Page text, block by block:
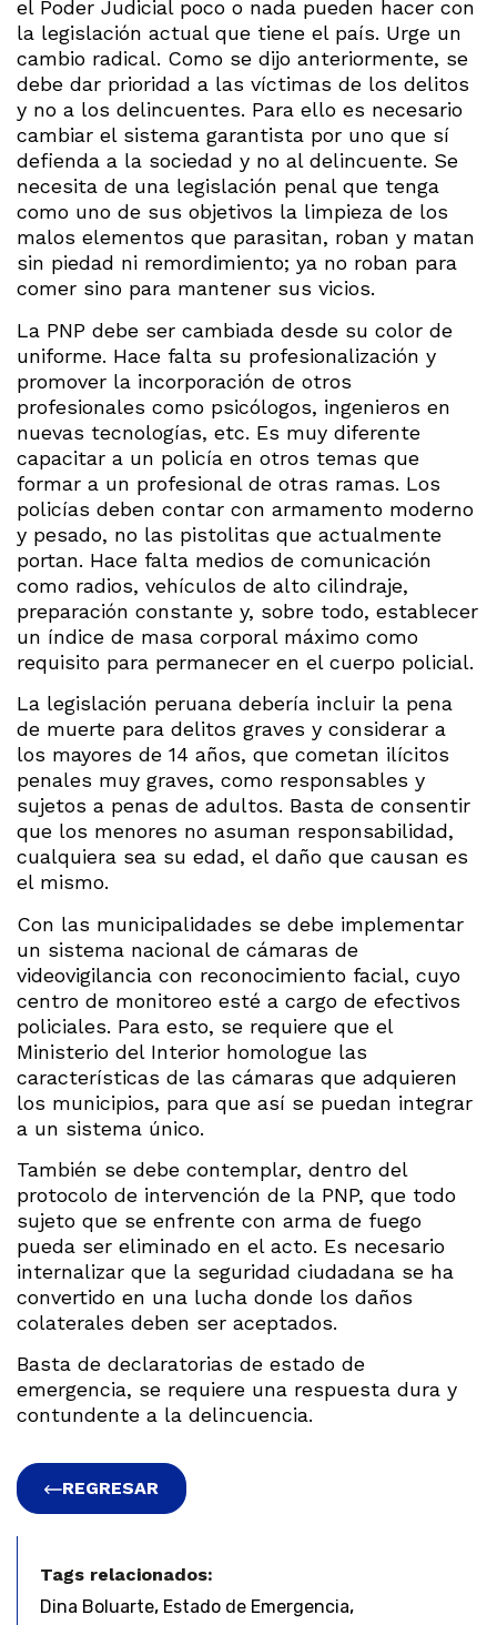
el Poder Judicial poco o nada pueden hacer con
la legislación actual que tiene el país. Urge un
cambio radical. Como se dijo anteriormente, se
debe dar prioridad a las víctimas de los delitos
y no a los delincuentes. Para ello es necesario
cambiar el sistema garantista por uno que sí
defienda a la sociedad y no al delincuente. Se
necesita de una legislación penal que tenga
como uno de sus objetivos la limpieza de los
malos elementos que parasitan, roban y matan
sin piedad ni remordimiento; ya no roban para
comer sino para mantener sus vicios.
La PNP debe ser cambiada desde su color de
uniforme. Hace falta su profesionalización y
promover la incorporación de otros
profesionales como psicólogos, ingenieros en
nuevas tecnologías, etc. Es muy diferente
capacitar a un policía en otros temas que
formar a un profesional de otras ramas. Los
policías deben contar con armamento moderno
y pesado, no las pistolitas que actualmente
portan. Hace falta medios de comunicación
como radios, vehículos de alto cilindraje,
preparación constante y, sobre todo, establecer
un índice de masa corporal máximo como
requisito para permanecer en el cuerpo policial.
La legislación peruana debería incluir la pena
de muerte para delitos graves y considerar a
los mayores de 14 años, que cometan ilícitos
penales muy graves, como responsables y
sujetos a penas de adultos. Basta de consentir
que los menores no asuman responsabilidad,
cualquiera sea su edad, el daño que causan es
el mismo.
Con las municipalidades se debe implementar
un sistema nacional de cámaras de
videovigilancia con reconocimiento facial, cuyo
centro de monitoreo esté a cargo de efectivos
policiales. Para esto, se requiere que el
Ministerio del Interior homologue las
características de las cámaras que adquieren
los municipios, para que así se puedan integrar
a un sistema único.
También se debe contemplar, dentro del
protocolo de intervención de la PNP, que todo
sujeto que se enfrente con arma de fuego
pueda ser eliminado en el acto. Es necesario
internalizar que la seguridad ciudadana se ha
convertido en una lucha donde los daños
colaterales deben ser aceptados.
Basta de declaratorias de estado de
emergencia, se requiere una respuesta dura y
contundente a la delincuencia.
REGRESAR
Tags relacionados:
Dina Boluarte, Estado de Emergencia,